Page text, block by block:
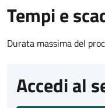
Tempi e
Durata massima del
Accedi al